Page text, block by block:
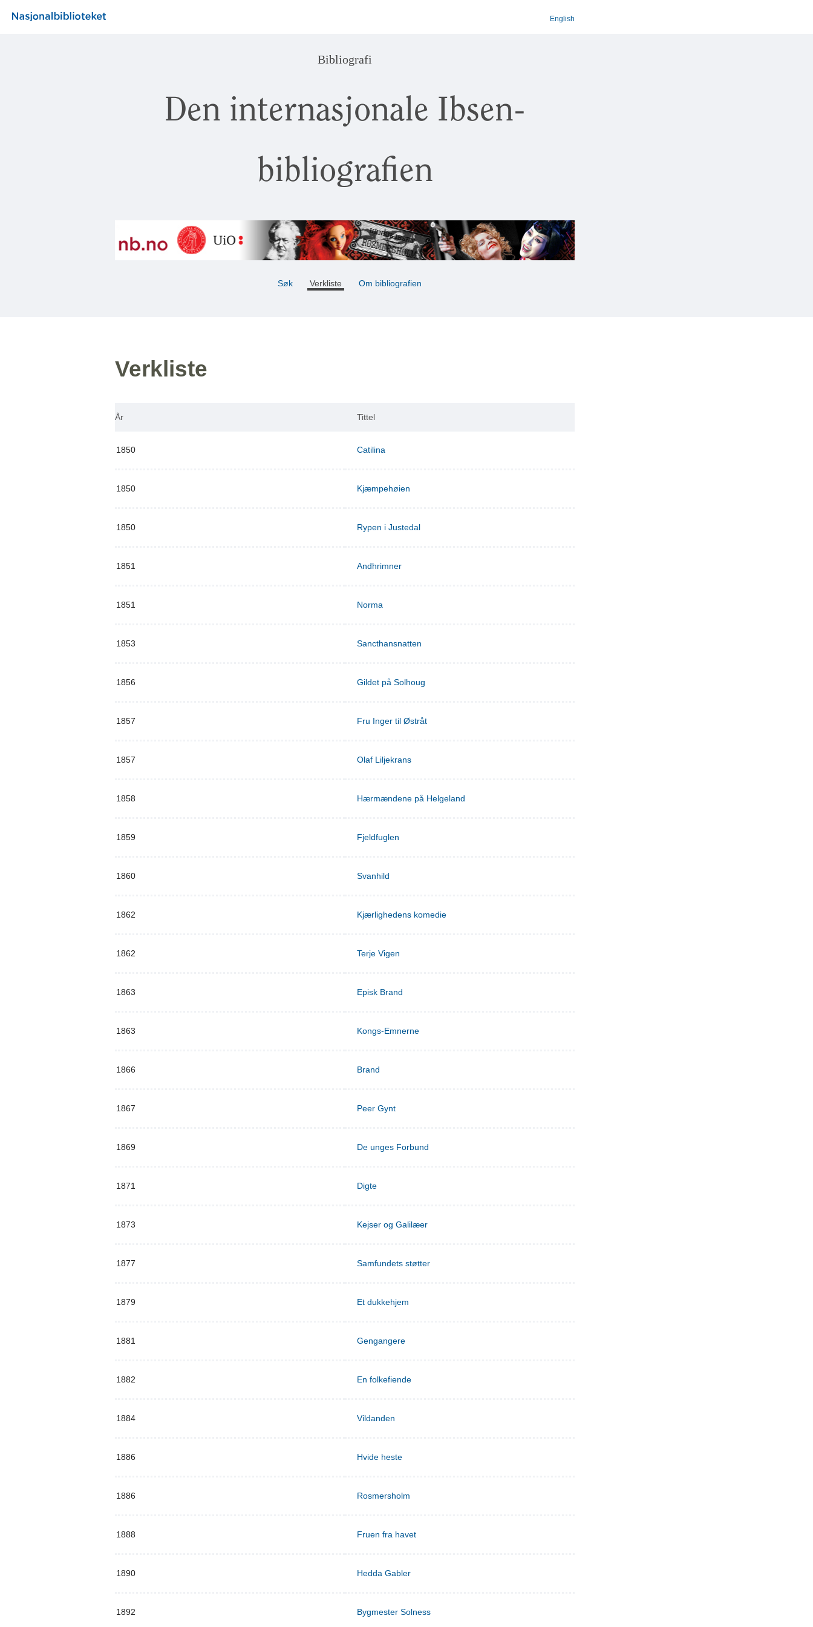
English
Bibliografi
Den internasjonale Ibsen-
bibliografien
Søk Verkliste Om bibliografien
Verkliste
År Tittel
1850 Catilina
1850 Kjæmpehøien
1850 Rypen i Justedal
1851 Andhrimner
1851 Norma
1853 Sancthansnatten
1856 Gildet på Solhoug
1857 Fru Inger til Østråt
1857 Olaf Liljekrans
1858 Hærmændene på Helgeland
1859 Fjeldfuglen
1860 Svanhild
1862 Kjærlighedens komedie
1862 Terje Vigen
1863 Episk Brand
1863 Kongs-Emnerne
1866 Brand
1867 Peer Gynt
1869 De unges Forbund
1871 Digte
1873 Kejser og Galilæer
1877 Samfundets støtter
1879 Et dukkehjem
1881 Gengangere
1882 En folkefiende
1884 Vildanden
1886 Hvide heste
1886 Rosmersholm
1888 Fruen fra havet
1890 Hedda Gabler
1892 Bygmester Solness